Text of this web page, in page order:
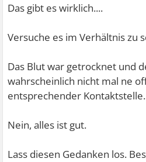
Das gibt es wirklich....
Versuche es im Verhältnis zu
Das Blut war getrocknet und
wahrscheinlich nicht mal ne
entsprechender Kontaktstelle.
Nein, alles ist gut.
Lass diesen Gedanken los.